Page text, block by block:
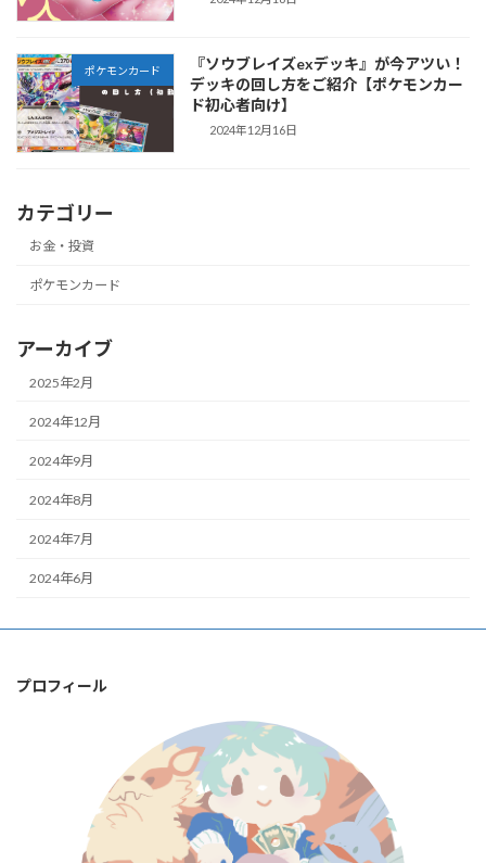
ポケモンカード
『ソウブレイズexデッキ』が今アツい！
デッキの回し方をご紹介【ポケモンカー
ド初心者向け】
2024年12月16日
カテゴリー
お金・投資
ポケモンカード
アーカイブ
2025年2月
2024年12月
2024年9月
2024年8月
2024年7月
2024年6月
プロフィール